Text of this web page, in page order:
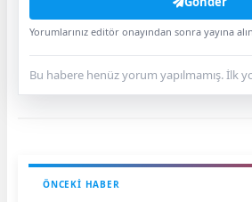
Yorumlarınız editör onayından sonra yayına
Bu habere henüz yorum yapılmamış. İlk
ÖNCEKI HABER